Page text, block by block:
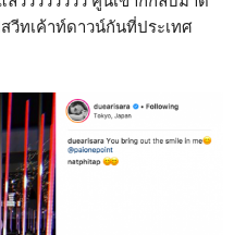
วีทเค้าท์ดาวน์กันที่ประเทศ